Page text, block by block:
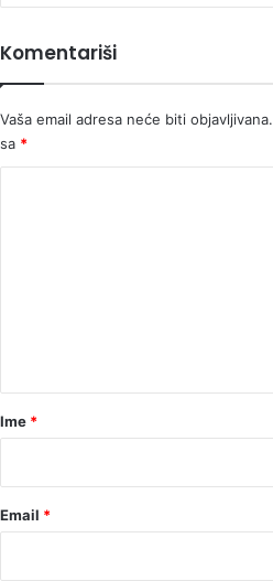
svog
"Ponekad
poželim..."
Komentariši
Vaša email adresa neće biti objavljivana.
sa *
rIme *
Email *